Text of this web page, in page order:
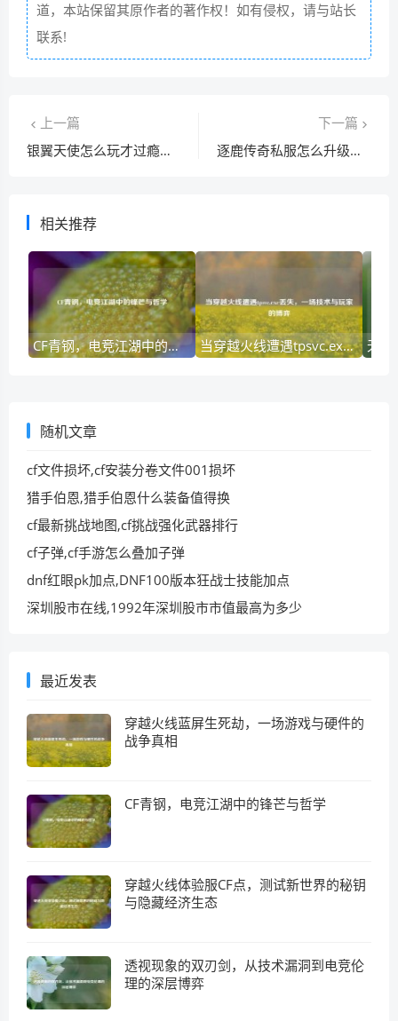
道，本站保留其原作者的著作权！如有侵权，请与站长
联系!
上一篇
银翼天使怎么玩才过瘾？这几个技巧你必须知道！
下一篇
逐鹿传奇私服怎么升级快？快速升级方法大揭秘！
相关推荐
CF青钢，电竞江湖中的锋芒与哲学 当穿越火线遭遇tpsvc.exe丢失，一场技术与玩家的博弈
随机文章
cf文件损坏,cf安装分卷文件001损坏
猎手伯恩,猎手伯恩什么装备值得换
cf最新挑战地图,cf挑战强化武器排行
cf子弹,cf手游怎么叠加子弹
dnf红眼pk加点,DNF100版本狂战士技能加点
深圳股市在线,1992年深圳股市市值最高为多少
最近发表
穿越火线蓝屏生死劫，一场游戏与硬件的
战争真相
CF青钢，电竞江湖中的锋芒与哲学
穿越火线体验服CF点，测试新世界的秘钥
与隐藏经济生态
透视现象的双刃剑，从技术漏洞到电竞伦
理的深层博弈